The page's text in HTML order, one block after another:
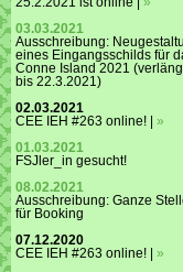
03.03.2021
Ausschreibung:
eines Eingangsschilds für
Conne Island 2021
bis 22.3.2021)
02.03.2021
CEE IEH #263 online! | »
01.03.2021
FSJler_in gesucht!
08.02.2021
Ausschreibung: Ganze
für Booking
07.12.2020
CEE IEH #263 online! | »